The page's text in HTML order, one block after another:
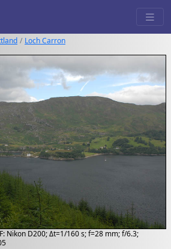
Loch Carron
Nikon D200; Δt=1/160 s; f=28 mm; f/6.3;